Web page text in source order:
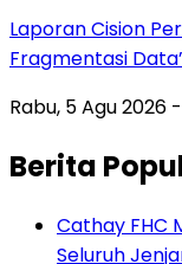
Laporan Cision
Fragmentasi
Rabu, 5 Agu 2026
Berita
Cathay FHC
Seluruh